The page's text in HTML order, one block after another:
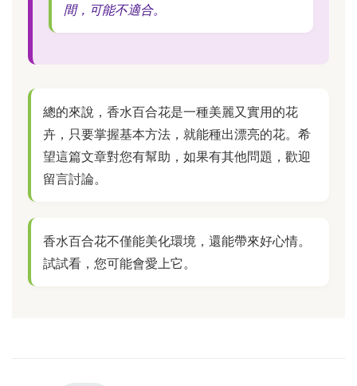
間，可能不適合。
總的來說，香水百合花是一種美麗又實用的花
卉，只要掌握基本方法，就能種出漂亮的花。希
望這篇文章對您有幫助，如果有其他問題，歡迎
留言討論。
香水百合花不僅能美化環境，還能帶來好心情。
試試看，您可能會愛上它。